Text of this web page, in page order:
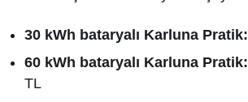
30 kWh bataryalı Karluna Pratik:
60 kWh bataryalı Karluna Pratik:
TL